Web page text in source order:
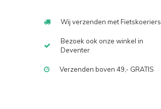
Wij verzenden met Fietskoeriers
Bezoek ook onze winkel in
Deventer
Verzenden boven 49,- GRATIS